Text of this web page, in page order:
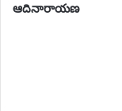
ఆదినారాయణ